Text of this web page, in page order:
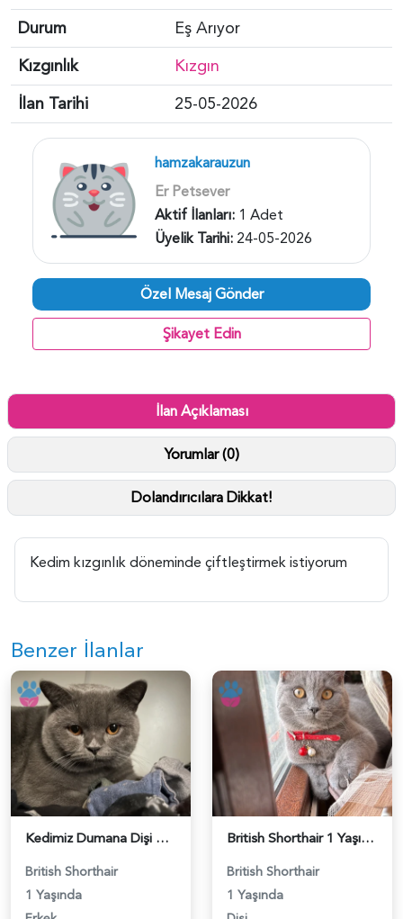
Durum
Eş Arıyor
Kızgınlık
Kızgın
İlan Tarihi
25-05-2026
hamzakarauzun
Er Petsever
Aktif İlanları: 1 Adet
Üyelik Tarihi: 24-05-2026
Özel Mesaj Gönder
Şikayet Edin
İlan Açıklaması
Yorumlar (0)
Dolandırıcılara Dikkat!
Kedim kızgınlık döneminde çiftleştirmek istiyorum
Benzer İlanlar
Kedimiz Dumana Dişi Eş arıyoruz - 118984658
British Shorthair
1 Yaşında
British Shorthair 1 Yaşında Eş Arıyor - 118984662
British Shorthair
1 Yaşında